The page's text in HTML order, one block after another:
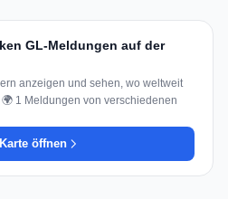
GL-Meldungen auf der
anzeigen und sehen, wo weltweit
1 Meldungen von verschiedenen
öffnen